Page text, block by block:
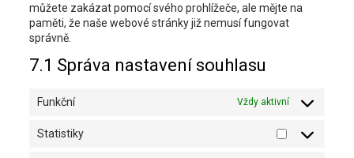
můžete zakázat pomocí svého prohlížeče, ale mějte na
paměti, že naše webové stránky již nemusí fungovat
správně.
7.1 Správa nastavení souhlasu
Funkční Vždy aktivní
Statistiky Statistiky